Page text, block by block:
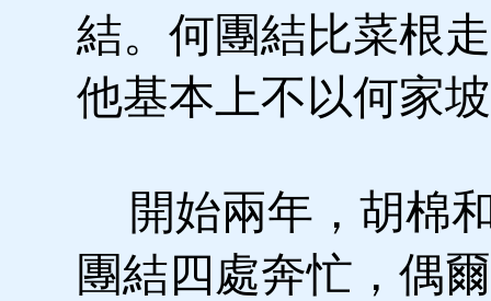
結。何團結比菜根
他基本上不以何家
開始兩年，胡棉
團結四處奔忙，偶